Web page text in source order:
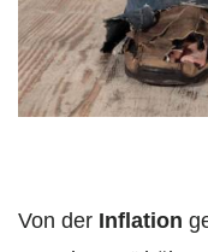
Von der Inflation